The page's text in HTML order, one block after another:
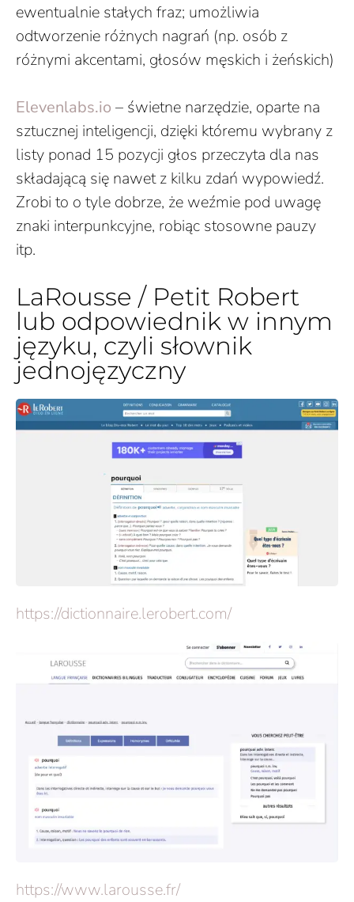
ewentualnie stałych fraz; umożliwia
odtworzenie różnych nagrań (np. osób z
różnymi akcentami, głosów męskich i żeńskich)
Elevenlabs.io – świetne narzędzie, oparte na
sztucznej inteligencji, dzięki któremu wybrany z
listy ponad 15 pozycji głos przeczyta dla nas
składającą się nawet z kilku zdań wypowiedź.
Zrobi to o tyle dobrze, że weźmie pod uwagę
znaki interpunkcyjne, robiąc stosowne pauzy
itp.
LaRousse / Petit Robert
lub odpowiednik w innym
języku, czyli słownik
jednojęzyczny
https://dictionnaire.lerobert.com/
https://www.larousse.fr/